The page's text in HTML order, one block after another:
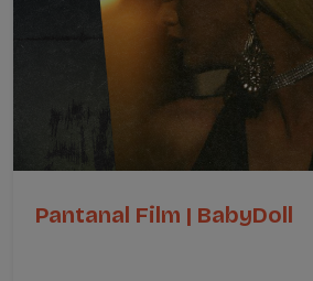
Pantanal Film | BabyDoll